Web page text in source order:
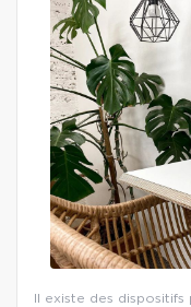
Il existe des